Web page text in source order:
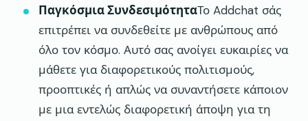
Παγκόσμια ΣυνδεσιμότηταΤο Addchat σάς
επιτρέπει να συνδεθείτε με ανθρώπους από
όλο τον κόσμο. Αυτό σας ανοίγει ευκαιρίες να
μάθετε για διαφορετικούς πολιτισμούς,
προοπτικές ή απλώς να συναντήσετε κάποιον
με μια εντελώς διαφορετική άποψη για τη